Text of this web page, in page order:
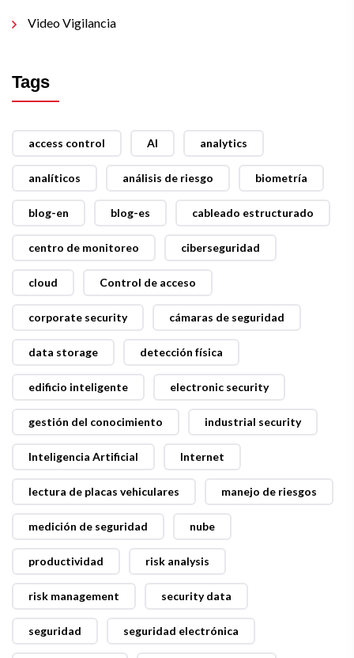
Video Vigilancia
Tags
access control AI analytics
analíticos análisis de riesgo biometría
blog-en blog-es cableado estructurado
centro de monitoreo ciberseguridad
cloud Control de acceso
corporate security cámaras de seguridad
data storage detección física
edificio inteligente electronic security
gestión del conocimiento industrial security
Inteligencia Artificial Internet
lectura de placas vehiculares manejo de riesgos
medición de seguridad nube
productividad risk analysis
risk management security data
seguridad seguridad electrónica